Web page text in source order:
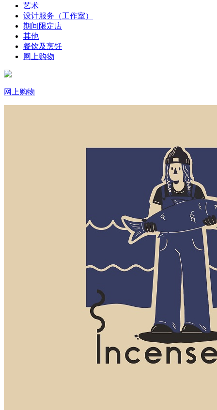
艺术
设计服务（工作室）
期间限定店
其他
餐饮及烹饪
网上购物
网上购物